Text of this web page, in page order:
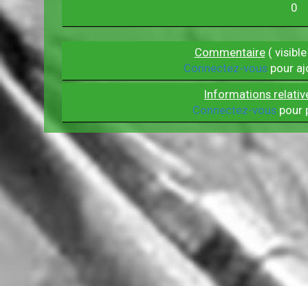
0
Commentaire( visible
Connectez-vous pour
Informations
Connectez-vous pour